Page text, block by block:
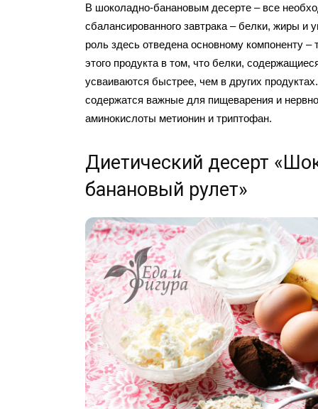
В шоколадно-банановым десерте – все
сбалансированного завтрака – белки, жиры и
роль здесь отведена основному компоненту –
этого продукта в том, что белки,
усваиваются быстрее, чем в других
содержатся важные для пищеварения и
аминокислоты метионин и триптофан.
Диетический десерт
банановый рулет»